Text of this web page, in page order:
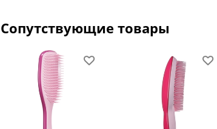
Сопутствующие товары